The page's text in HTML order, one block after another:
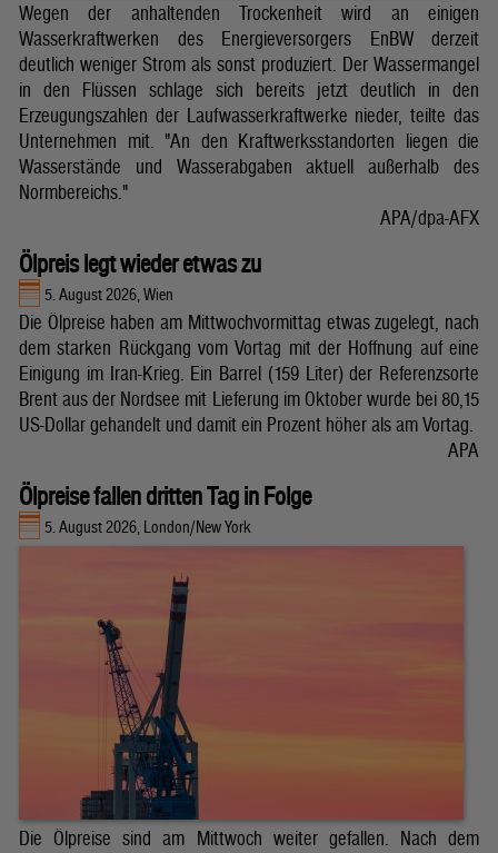
Wegen der anhaltenden Trockenheit wird an einigen
Wasserkraftwerken des Energieversorgers EnBW derzeit
deutlich weniger Strom als sonst produziert. Der Wassermangel
in den Flüssen schlage sich bereits jetzt deutlich in den
Erzeugungszahlen der Laufwasserkraftwerke nieder, teilte das
Unternehmen mit. "An den Kraftwerksstandorten liegen die
Wasserstände und Wasserabgaben aktuell außerhalb des
Normbereichs."
APA/dpa-AFX
Ölpreis legt wieder etwas zu
5. August 2026, Wien
Die Ölpreise haben am Mittwochvormittag etwas zugelegt, nach
dem starken Rückgang vom Vortag mit der Hoffnung auf eine
Einigung im Iran-Krieg. Ein Barrel (159 Liter) der Referenzsorte
Brent aus der Nordsee mit Lieferung im Oktober wurde bei 80,15
US-Dollar gehandelt und damit ein Prozent höher als am Vortag.
APA
Ölpreise fallen dritten Tag in Folge
5. August 2026, London/New York
Die Ölpreise sind am Mittwoch weiter gefallen. Nach dem